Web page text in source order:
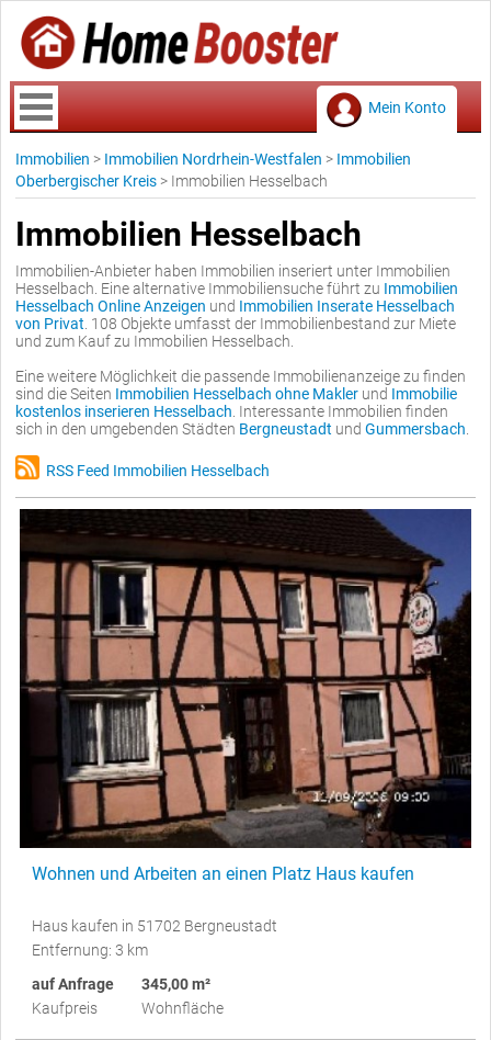
Mein Konto
Immobilien > Immobilien Nordrhein-Westfalen > Immobilien
Oberbergischer Kreis > Immobilien Hesselbach
Immobilien Hesselbach
Immobilien-Anbieter haben Immobilien inseriert unter Immobilien
Hesselbach. Eine alternative Immobiliensuche führt zu Immobilien
Hesselbach Online Anzeigen und Immobilien Inserate Hesselbach
von Privat . 108 Objekte umfasst der Immobilienbestand zur Miete
und zum Kauf zu Immobilien Hesselbach.
Eine weitere Möglichkeit die passende Immobilienanzeige zu finden
sind die Seiten Immobilien Hesselbach ohne Makler und Immobilie
kostenlos inserieren Hesselbach . Interessante Immobilien finden
sich in den umgebenden Städten Bergneustadt und Gummersbach
RSS Feed Immobilien Hesselbach
Wohnen und Arbeiten an einen Platz Haus kaufen
Haus kaufen in 51702 Bergneustadt
Entfernung: 3 km
auf Anfrage
Kaufpreis
345,00 m²
Wohnfläche